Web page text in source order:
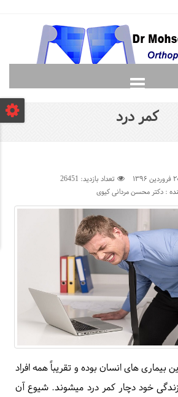
کمر درد
تعداد بازدید: 26451
: دکتر محسن مردانی کیوی
بیماری های انسان بوده و تقریباً همه افراد
خود دچار کمر درد میشوند. شیوع آن